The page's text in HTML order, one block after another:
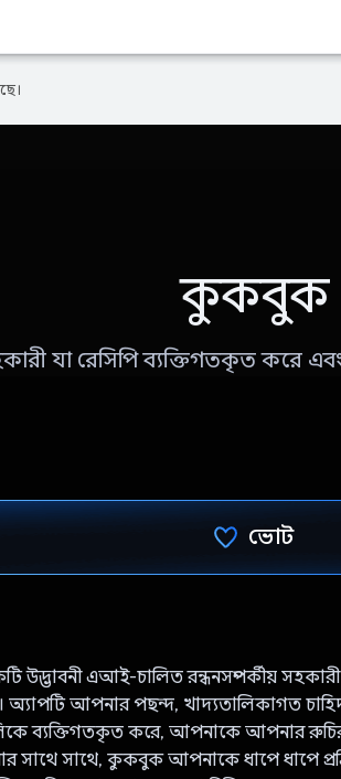
কুকবুক
যা রেসিপি ব্যক্তিগতকৃত করে এবং
ভোট
এআই-চালিত রন্ধনসম্পর্কীয় সহকারী
অ্যাপটি আপনার পছন্দ, খাদ্যতালিকাগত
ব্যক্তিগতকৃত করে, আপনাকে আপনার রুচির
সাথে সাথে, কুকবুক আপনাকে ধাপে ধাপে